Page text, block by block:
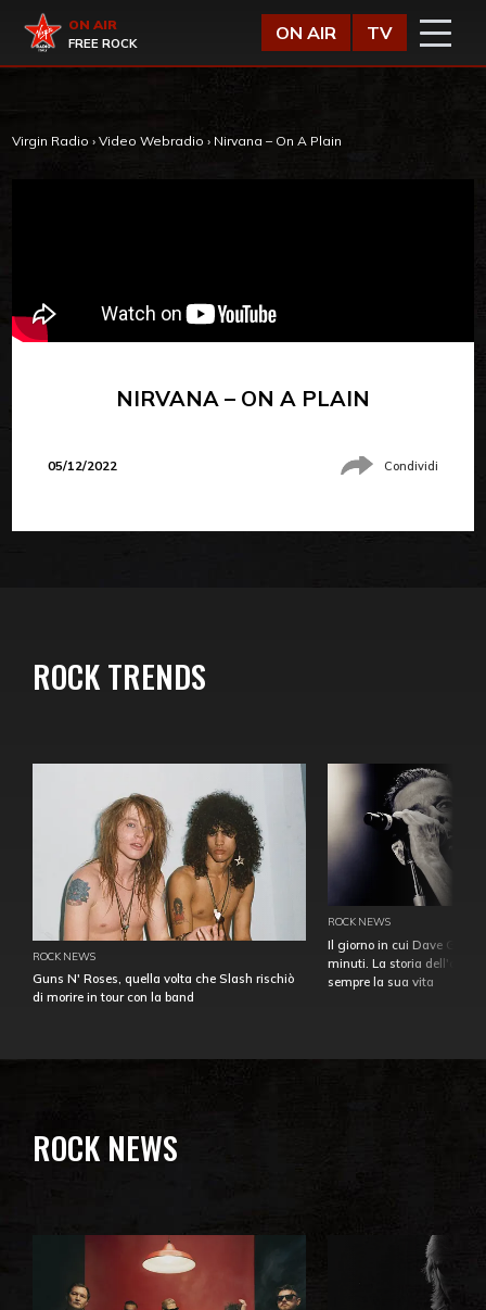
Virgin Radio
ON AIR
FREE ROCK
ON AIR TV
Virgin Radio › Video Webradio › Nirvana – On A Plain
NIRVANA – ON A PLAIN
05/12/2022 Condividi
ROCK TRENDS
ROCK NEWS
Guns N' Roses, quella volta che Slash rischiò
di morire in tour con la band
ROCK NEWS
Il giorno in cui Dave
minuti. La storia
sempre la sua vita
ROCK NEWS